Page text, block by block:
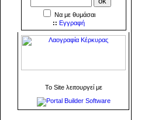
Να με θυμάσαι
:: Εγγραφή
To Site λειτουργεί με